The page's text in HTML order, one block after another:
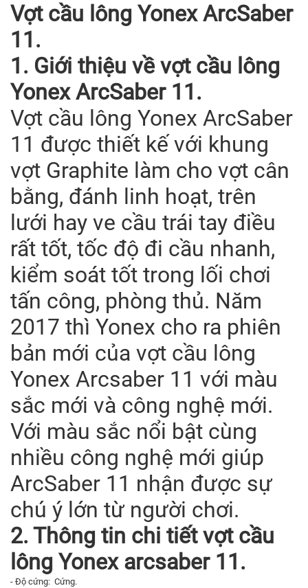
Vợt cầu lông Yonex ArcSaber
11.
1. Giới thiệu về vợt cầu lông
Yonex ArcSaber 11.
Vợt cầu lông Yonex ArcSaber
11 được thiết kế với khung
vợt Graphite làm cho vợt cân
bằng, đánh linh hoạt, trên
lưới hay ve cầu trái tay điều
rất tốt, tốc độ đi cầu nhanh,
kiểm soát tốt trong lối chơi
tấn công, phòng thủ. Năm
2017 thì Yonex cho ra phiên
bản mới của vợt cầu lông
Yonex Arcsaber 11 với màu
sắc mới và công nghệ mới.
Với màu sắc nổi bật cùng
nhiều công nghệ mới giúp
ArcSaber 11 nhận được sự
chú ý lớn từ người chơi.
2. Thông tin chi tiết vợt cầu
lông Yonex arcsaber 11.
- Độ cứng: Cứng.